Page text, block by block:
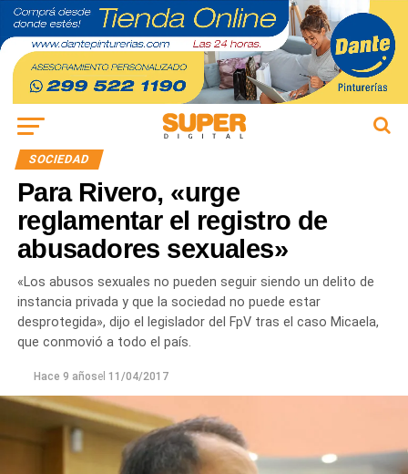
SOCIEDAD
Para Rivero, «urge
reglamentar el registro de
abusadores sexuales»
«Los abusos sexuales no pueden seguir siendo un delito de
instancia privada y que la sociedad no puede estar
desprotegida», dijo el legislador del FpV tras el caso Micaela,
que conmovió a todo el país.
Hace 9 añosel 11/04/2017